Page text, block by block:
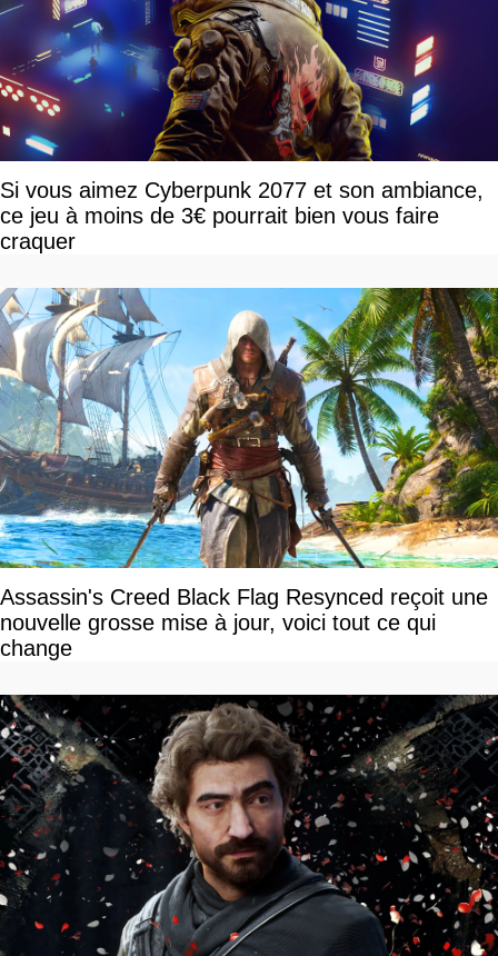
Si vous aimez Cyberpunk 2077 et son ambiance,
ce jeu à moins de 3€ pourrait bien vous faire
craquer
Assassin's Creed Black Flag Resynced reçoit une
nouvelle grosse mise à jour, voici tout ce qui
change